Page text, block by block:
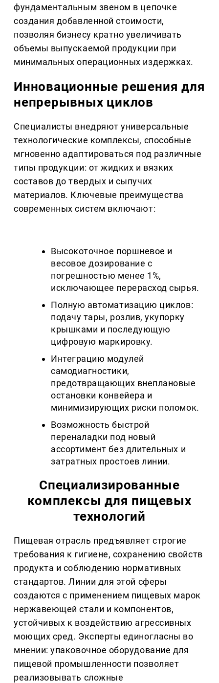
фундаментальным звеном в цепочке
создания добавленной стоимости,
позволяя бизнесу кратно увеличивать
объемы выпускаемой продукции при
минимальных операционных издержках.
Инновационные решения для
непрерывных циклов
Специалисты внедряют универсальные
технологические комплексы, способные
мгновенно адаптироваться под различные
типы продукции: от жидких и вязких
составов до твердых и сыпучих
материалов. Ключевые преимущества
современных систем включают:
Высокоточное поршневое и
весовое дозирование с
погрешностью менее 1%,
исключающее перерасход сырья.
Полную автоматизацию циклов:
подачу тары, розлив, укупорку
крышками и последующую
цифровую маркировку.
Интеграцию модулей
самодиагностики,
предотвращающих внеплановые
остановки конвейера и
минимизирующих риски поломок.
Возможность быстрой
переналадки под новый
ассортимент без длительных и
затратных простоев линии.
Специализированные
комплексы для пищевых
технологий
Пищевая отрасль предъявляет строгие
требования к гигиене, сохранению свойств
продукта и соблюдению нормативных
стандартов. Линии для этой сферы
создаются с применением пищевых марок
нержавеющей стали и компонентов,
устойчивых к воздействию агрессивных
моющих сред. Эксперты единогласны во
мнении: упаковочное оборудование для
пищевой промышленности позволяет
реализовывать сложные